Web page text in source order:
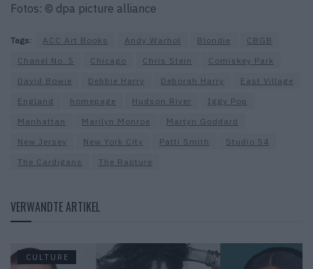
Fotos: © dpa picture alliance
Tags: ACC Art Books Andy Warhol Blondie
CBGB
Chanel No. 5
Chicago Chris Stein
Comiskey Park
David Bowie
Debbie Harry Deborah Harry
East Village
England
homepage Hudson River
Iggy Pop
Manhattan
Marilyn Monroe
Martyn Goddard
New Jersey
New York City Patti Smith
Studio 54
The Cardigans
The Rapture
VERWANDTE ARTIKEL
CULTURE